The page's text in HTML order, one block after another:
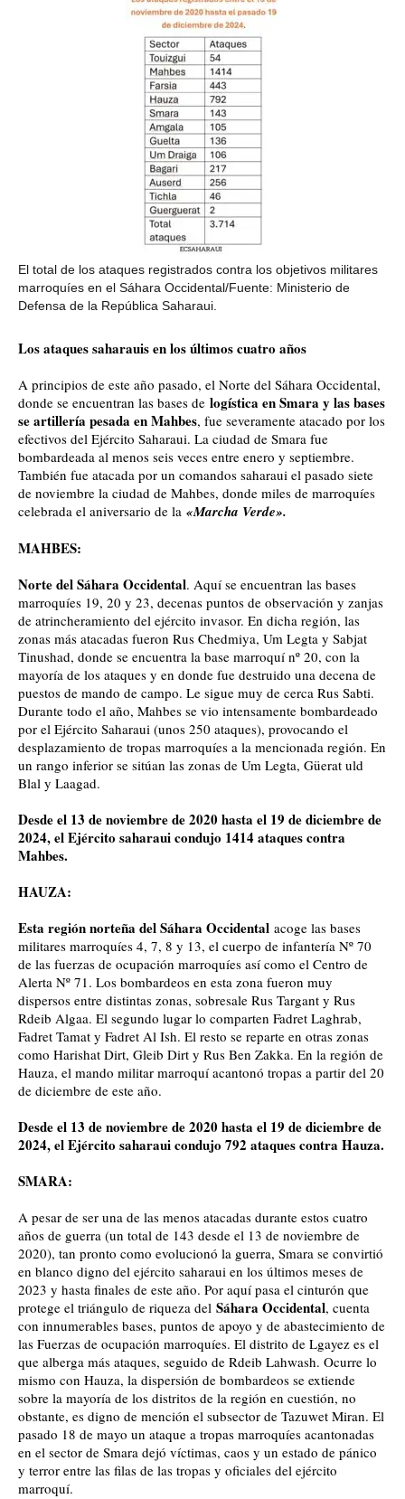
El total de los ataques registrados contra los objetivos militares
marroquíes en el Sáhara Occidental/Fuente: Ministerio de
Defensa de la República Saharaui.
Los ataques saharauis en los últimos cuatro años
A principios de este año pasado, el Norte del Sáhara Occidental,
donde se encuentran las bases de logística en Smara y las bases
se artillería pesada en Mahbes, fue severamente atacado por los
efectivos del Ejército Saharaui. La ciudad de Smara fue
bombardeada al menos seis veces entre enero y septiembre.
También fue atacada por un comandos saharaui el pasado siete
de noviembre la ciudad de Mahbes, donde miles de marroquíes
celebrada el aniversario de la «Marcha Verde».
MAHBES:
Norte del Sáhara Occidental. Aquí se encuentran las bases
marroquíes 19, 20 y 23, decenas puntos de observación y zanjas
de atrincheramiento del ejército invasor. En dicha región, las
zonas más atacadas fueron Rus Chedmiya, Um Legta y Sabjat
Tinushad, donde se encuentra la base marroquí nº 20, con la
mayoría de los ataques y en donde fue destruido una decena de
puestos de mando de campo. Le sigue muy de cerca Rus Sabti.
Durante todo el año, Mahbes se vio intensamente bombardeado
por el Ejército Saharaui (unos 250 ataques), provocando el
desplazamiento de tropas marroquíes a la mencionada región. En
un rango inferior se sitúan las zonas de Um Legta, Güerat uld
Blal y Laagad.
Desde el 13 de noviembre de 2020 hasta el 19 de diciembre de
2024, el Ejército saharaui condujo 1414 ataques contra
Mahbes.
HAUZA:
Esta región norteña del Sáhara Occidental acoge las bases
militares marroquíes 4, 7, 8 y 13, el cuerpo de infantería Nº 70
de las fuerzas de ocupación marroquíes así como el Centro de
Alerta Nº 71. Los bombardeos en esta zona fueron muy
dispersos entre distintas zonas, sobresale Rus Targant y Rus
Rdeib Algaa. El segundo lugar lo comparten Fadret Laghrab,
Fadret Tamat y Fadret Al Ish. El resto se reparte en otras zonas
como Harishat Dirt, Gleib Dirt y Rus Ben Zakka. En la región de
Hauza, el mando militar marroquí acantonó tropas a partir del 20
de diciembre de este año.
Desde el 13 de noviembre de 2020 hasta el 19 de diciembre de
2024, el Ejército saharaui condujo 792 ataques contra Hauza.
SMARA:
A pesar de ser una de las menos atacadas durante estos cuatro
años de guerra (un total de 143 desde el 13 de noviembre de
2020), tan pronto como evolucionó la guerra, Smara se convirtió
en blanco digno del ejército saharaui en los últimos meses de
2023 y hasta finales de este año. Por aquí pasa el cinturón que
protege el triángulo de riqueza del Sáhara Occidental, cuenta
con innumerables bases, puntos de apoyo y de abastecimiento de
las Fuerzas de ocupación marroquíes. El distrito de Lgayez es el
que alberga más ataques, seguido de Rdeib Lahwash. Ocurre lo
mismo con Hauza, la dispersión de bombardeos se extiende
sobre la mayoría de los distritos de la región en cuestión, no
obstante, es digno de mención el subsector de Tazuwet Miran. El
pasado 18 de mayo un ataque a tropas marroquíes acantonadas
en el sector de Smara dejó víctimas, caos y un estado de pánico
y terror entre las filas de las tropas y oficiales del ejército
marroquí.